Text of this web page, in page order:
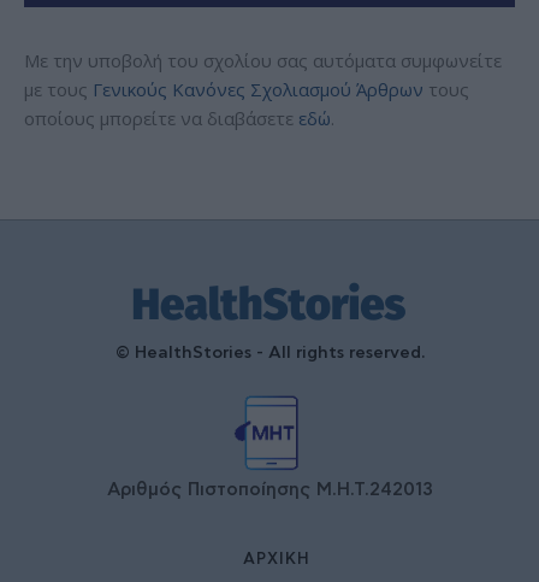
Με την υποβολή του σχολίου σας αυτόματα συμφωνείτε
με τους Γενικούς Κανόνες Σχολιασμού Άρθρων τους
οποίους μπορείτε να διαβάσετε εδώ.
© HealthStories - All rights reserved.
Αριθμός Πιστοποίησης Μ.Η.Τ.242013
ΑΡΧΙΚΉ